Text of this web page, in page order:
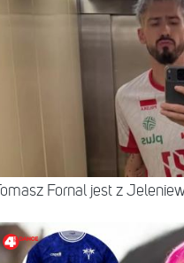
Tomasz Fornal jest z